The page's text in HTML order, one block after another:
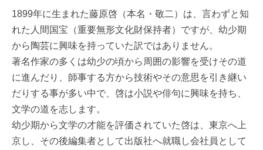
1899年に生まれた藤原啓（本名・敬二）は、言わずと知
れた人間国宝（重要無形文化財保持者）ですが、幼少期
から陶芸に興味を持っていた訳ではありません。
著名作家の多くは幼少の頃から周囲の影響を受けその道
に進んだり、師事する方から技術やその意思を引き継い
だりする事が多い中で、啓は小説や俳句に興味を持ち、
文学の道を志します。
幼少期から文学の才能を評価されていた啓は、東京へ上
京し、その後編集者として出版社へ就職し会社員として